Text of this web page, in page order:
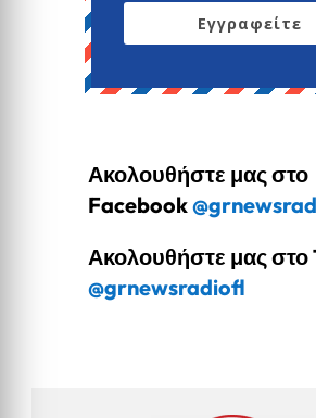
Εγγραφείτε
Ακολουθήστε μας στο
Facebook
Ακολουθήστε μας
@grnewsradiofl